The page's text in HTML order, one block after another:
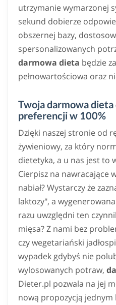
utrzymanie wymarzonej
sekund dobierze
obszernej bazy,
spersonalizowanych
darmowa dieta będzie
pełnowartościowa oraz
Twoja darmowa dieta
preferencji w 100%
Dzięki naszej stronie od
żywieniowy, za który
dietetyka, a u nas jest to
Cierpisz na nawracające
nabiał? Wystarczy że
laktozy", a wygenerowana
razu uwzględni ten
mięsa? Z nami bez
czy wegetariański
wypadek gdybyś nie
wylosowanych potraw,
Dieter.pl pozwala na jej
nową propozycją jednym